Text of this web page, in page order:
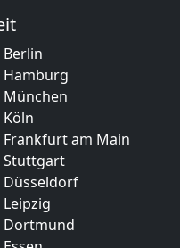
am Main
Stuttgart
Düsseldorf
Dortmund